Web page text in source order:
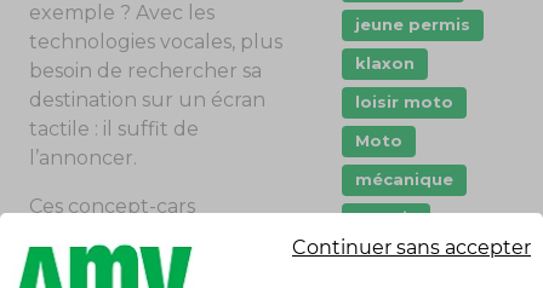
exemple ? Avec les
technologies vocales, plus
besoin de rechercher sa
destination sur un écran
tactile : il suffit de
l’annoncer.
Ces concept-cars
témoignent d’une véritable
évolution du marché. Il y a
jeune permis
klaxon
loisir moto
Moto
mécanique
permis
permis moto
Continuer sans accepter